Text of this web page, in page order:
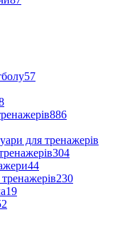
57
886
для тренажерів
304
44
230
19